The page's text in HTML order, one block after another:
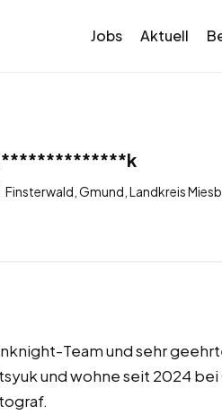
Jobs Aktuell
Finsterwald, Gmund, Landkreis
Team und sehr
und wohne seit 2024